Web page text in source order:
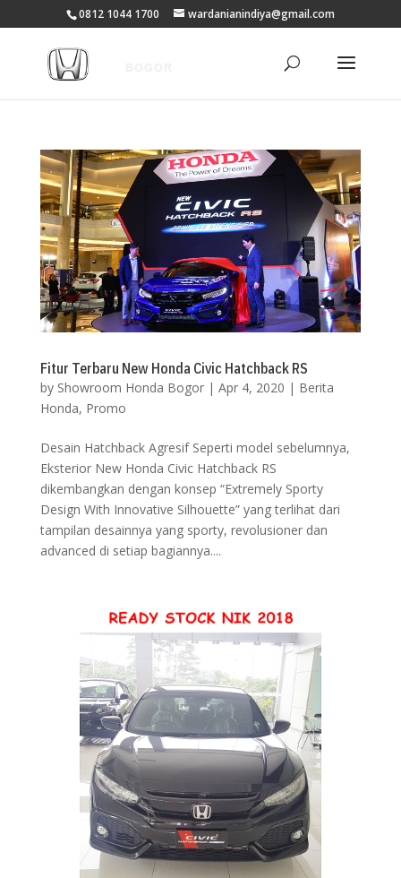
0812 1044 1700 wardanianindiya@gmail.com
Fitur Terbaru New Honda Civic Hatchback RS
by Showroom Honda Bogor| Apr 4, 2020 | Berita
Honda, Promo
Desain Hatchback Agresif Seperti model sebelumnya,
Eksterior New Honda Civic Hatchback RS
dikembangkan dengan konsep “Extremely Sporty
Design With Innovative Silhouette” yang terlihat dari
tampilan desainnya yang sporty, revolusioner dan
advanced di setiap bagiannya....